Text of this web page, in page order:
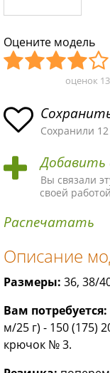
Оцените модель
асн
ая
ма
пло
хая
ма
ыч
ная
ма
Хор
ая
ма
Отл
ая
ма!
оценок 13
Сохранили
Добавить
Вы связали
своей
Распечатать
Описание
Размеры: 36, 38/
Вам потребуется:
м/25 г) - 150 (175)
крючок № 3.